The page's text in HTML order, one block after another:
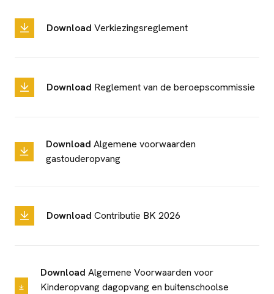
Download Verkiezingsreglement
Download Reglement van de beroepscommissie
Download Algemene voorwaarden
gastouderopvang
Download Contributie BK 2026
Download Algemene Voorwaarden voor
Kinderopvang dagopvang en buitenschoolse